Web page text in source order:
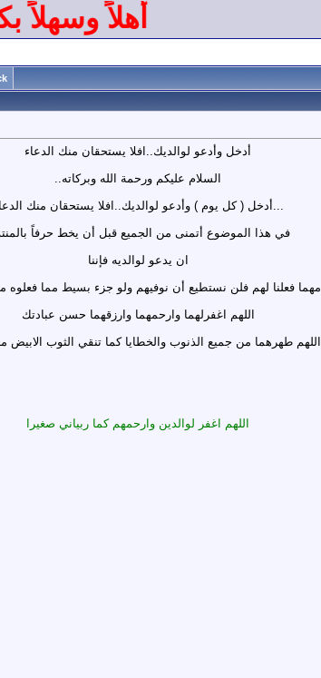
أهلاً وسهلاً
أدخل وأدعو لوالديك..افلا يستحقان منك الدعاء
السلام عليكم ورحمة الله وبركاته..
...أدخل ( كل يوم ) وأدعو لوالديك..افلا يستحقان منك
في هذا الموضوع أتمنى من الجميع قبل أن يخط حرفاً
ان يدعو لوالديه فإننا
مهما فعلنا لهم فلن نستطيع أن نوفيهم ولو جزء بسيط مما فعلوه
اللهم اغفرلهما وارحمهما وارزقهما حسن عبادتك
اللهم طهرهما من جميع الذنوب والخطايا كما تنقي الثوب الابيض
اللهم اغفر لوالدين وارحمهم كما ربياني صغيرا